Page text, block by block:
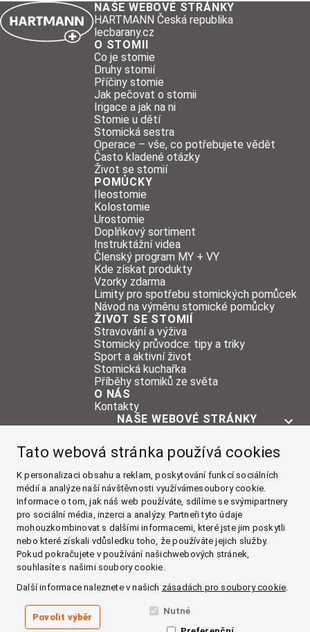
Tato webová stránka používá cookies
K personalizaci obsahu a reklam, poskytování funkcí sociálních
médií a analýze naší návštěvnosti využívámesoubory cookie.
Informace o tom, jak náš web používáte, sdílíme se svýmipartnery
pro sociální média, inzerci a analýzy. Partneři tyto údaje
mohouzkombinovat s dalšími informacemi, které jste jim poskytli
nebo které získali vdůsledku toho, že používáte jejich služby.
Pokud pokračujete v používání našichwebových stránek,
souhlasíte s našimi soubory cookie.
Další informace naleznete v našich zásadách pro soubory cookie.
Povolit výběr
Nutné
NAŠE WEBOVÉ STRÁNKY
HARTMANN Česká republika
lecbarany.cz
O STOMII
Co je stomie
Druhy stomií
Příčiny stomie
Jak pečovat o stomii
Irigace a jak na ni
Stomie u dětí
Stomická sestra
Operace – vše, co potřebujete vědět
Často kladené otázky
Život se stomií
POMŮCKY
Ileostomie
Kolostomie
Urostomie
Doplňkový sortiment
Instruktážní videa
Členský program MY + VY
Kde získat produkty
Vzorky zdarma
Limity pro spotřebu stomických pomůcek
Návod na výměnu stomické pomůcky
ŽIVOT SE STOMIÍ
Stravování a výživa
Stomický průvodce: tipy a triky
Sport a aktivní život
Stomická kuchařka
Příběhy stomiků ze světa
O NÁS
Kontakty
NAŠE WEBOVÉ STRÁNKY
POMŮCKY
ŽIVOT SE STOMIÍ
O NÁS
Facebook
Instagram
LinkedIn